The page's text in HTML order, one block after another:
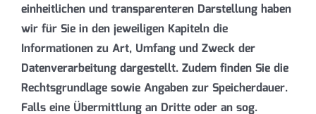
einheitlichen und transparenteren Darstellung haben
wir für Sie in den jeweiligen Kapiteln die
Informationen zu Art, Umfang und Zweck der
Datenverarbeitung dargestellt. Zudem finden Sie die
Rechtsgrundlage sowie Angaben zur Speicherdauer.
Falls eine Übermittlung an Dritte oder an sog.